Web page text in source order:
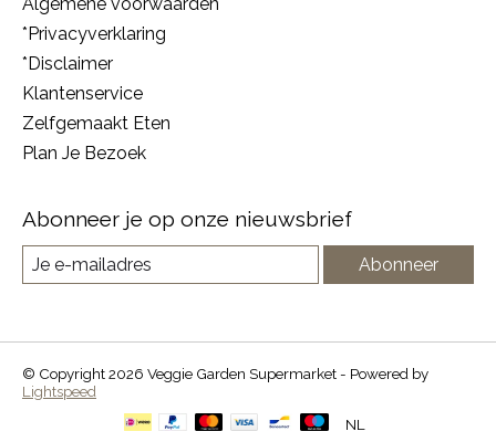
*Privacyverklaring
*Disclaimer
Klantenservice
Zelfgemaakt Eten
Plan Je Bezoek
Abonneer je op onze nieuwsbrief
Abonneer
© Copyright 2026 Veggie Garden Supermarket - Powered by
Lightspeed
NL